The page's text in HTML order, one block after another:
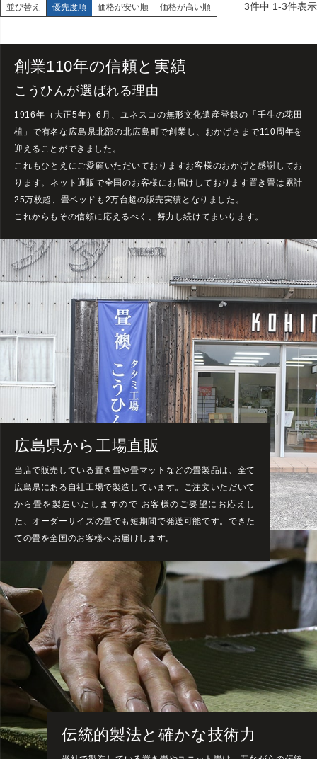
並び替え 優先度順 価格が安い順 価格が高い順 3件中 1-3件表示
創業110年の信頼と実績
こうひんが選ばれる理由
1916年（大正5年）6月、ユネスコの無形文化遺産登録の「壬生の花田
植」で有名な広島県北部の北広島町で創業し、おかげさまで110周年を
迎えることができました。
これもひとえにご愛顧いただいておりますお客様のおかげと感謝してお
ります。ネット通販で全国のお客様にお届けしております置き畳は累計
25万枚超、畳ベッドも2万台超の販売実績となりました。
これからもその信頼に応えるべく、努力し続けてまいります。
広島県から工場直販
当店で販売している置き畳や畳マットなどの畳製品は、全て
広島県にある自社工場で製造しています。ご注文いただいて
から畳を製造いたしますので お客様のご要望にお応えし
た、オーダーサイズの畳でも短期間で発送可能です。できた
ての畳を全国のお客様へお届けします。
伝統的製法と確かな技術力